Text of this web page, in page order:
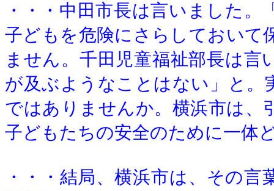
・・・中田市長は言いました
子どもを危険にさらしておいて
ません。千田児童福祉部長は
が及ぶようなことはない」と。
ではありませんか。横浜市は、
子どもたちの安全のために一体
・・・結局、横浜市は、その